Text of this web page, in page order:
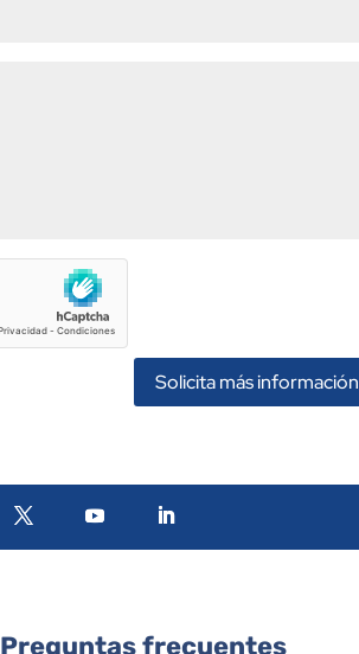
Solicita más información
Preguntas frecuentes